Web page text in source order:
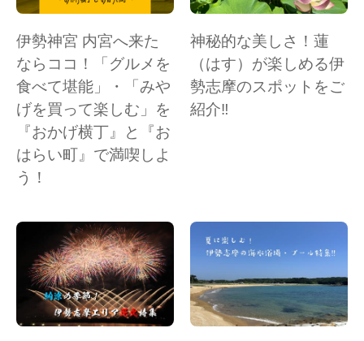
伊勢神宮 内宮へ来た
ならココ！「グルメを
食べて堪能」・「みや
げを買って楽しむ」を
『おかげ横丁』と『お
はらい町』で満喫しよ
う！
神秘的な美しさ！蓮
（はす）が楽しめる伊
勢志摩のスポットをご
紹介‼